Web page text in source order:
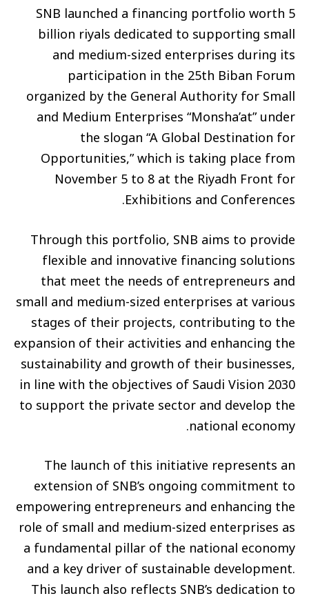
SNB launched a financing portfolio worth 5
billion riyals dedicated to supporting small
and medium-sized enterprises during its
participation in the 25th Biban Forum
organized by the General Authority for Small
and Medium Enterprises “Monsha’at” under
the slogan “A Global Destination for
Opportunities,” which is taking place from
November 5 to 8 at the Riyadh Front for
Exhibitions and Conferences.
Through this portfolio, SNB aims to provide
flexible and innovative financing solutions
that meet the needs of entrepreneurs and
small and medium-sized enterprises at various
stages of their projects, contributing to the
expansion of their activities and enhancing the
sustainability and growth of their businesses,
in line with the objectives of Saudi Vision 2030
to support the private sector and develop the
national economy.
The launch of this initiative represents an
extension of SNB’s ongoing commitment to
empowering entrepreneurs and enhancing the
role of small and medium-sized enterprises as
a fundamental pillar of the national economy
and a key driver of sustainable development.
This launch also reflects SNB’s dedication to